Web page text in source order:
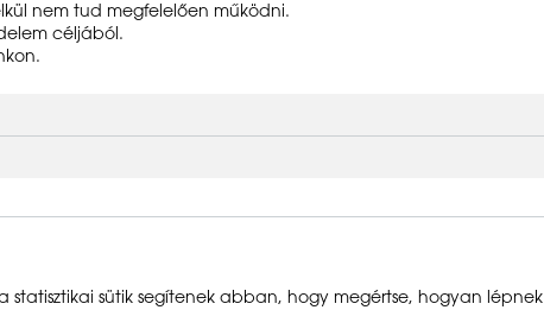
nem tud megfelelően működni.
céljából.
sütik segítenek abban, hogy megértse, hogyan lépnek